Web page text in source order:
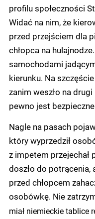
profilu społeczności
Widać na nim, że
przed przejściem dla
chłopca na
samochodami
kierunku. Na
zanim weszło na
pewno jest
Nagle na pasach
który wyprzedził
z impetem przejechał
doszło do
przed chłopcem
osobówkę. Nie
miał niemieckie tablice